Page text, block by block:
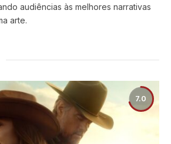
audiências às melhores narrativas
arte.
7.0